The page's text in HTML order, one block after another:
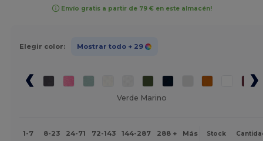
Envío gratis a partir de 79 € en este almacén!
Elegir color: Mostrar todo + 29
Verde Marino
1-7 8-23 24-71 72-143 144-287 288 + Más Stock